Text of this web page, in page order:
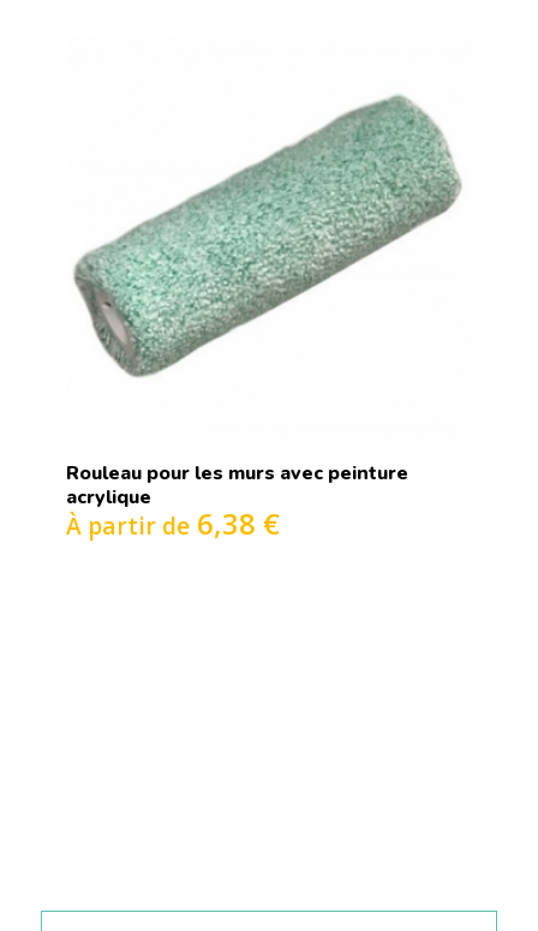
Rouleau pour les murs avec peinture
acrylique
À partir de6,38 €